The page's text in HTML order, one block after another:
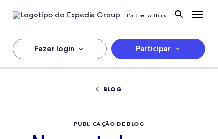
Partner with us
Fazer login Participar
BLOG
PUBLICAÇÃO DE BLOG